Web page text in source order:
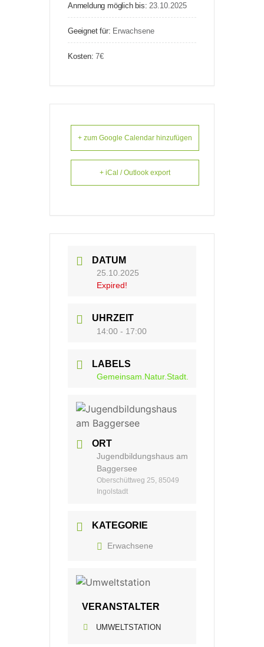
Anmeldung möglich bis:23.10.2025
Geeignet für: Erwachsene
Kosten:7€
+ zum Google Calendar hinzufügen
+ iCal / Outlook export
DATUM
25.10.2025
Expired!
UHRZEIT
14:00 - 17:00
LABELS
Gemeinsam.Natur.Stadt.
ORT
Jugendbildungshaus am
Baggersee
Oberschüttweg 25, 85049
Ingolstadt
KATEGORIE
Erwachsene
VERANSTALTER
UMWELTSTATION